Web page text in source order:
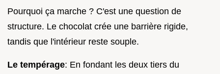
Pourquoi ça marche ? C'est une question de
structure. Le chocolat crée une barrière rigide,
tandis que l'intérieur reste souple.
Le tempérage: En fondant les deux tiers du